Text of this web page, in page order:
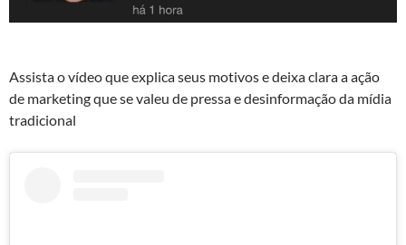
Assista o vídeo que explica seus motivos e deixa clara a ação
de marketing que se valeu de pressa e desinformação da mídia
tradicional